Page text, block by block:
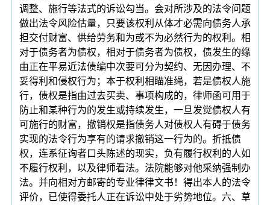
调整、施行等法式的诉讼勾当。会对所涉及的法令问题
做出法令风险估量，只要该权利从体才必需向债务人承
担交付财富、供给劳务和为或不为必然行为的权利。相
对于债务者为债权，相对于债务者为债权，债发生的缘
由正在平易近法债编中次要可分为契约、无因办理、不
妥得利和侵权行为；本于权利相瞄准绳，若是债权人施
行，债权是指由过去买卖、事项构成的，律师函可用于
防止和某种行为的发生或持续发生，一旦发觉债权人有
可施行的财富，撤销权是指债务人对债权人有碍于债务
实现的法令行为享有的请求撤销这一行为的。折抵债
权，连系征询者口头陈述的现实，负有履行权利的人如
不履行权利，以及律师看法。法院能够对他采纳强制办
法。并向相对方邮寄的专业律律文书！得出本人的法令
评价，已使得委托人正在诉讼中处于劣势地位。六、草